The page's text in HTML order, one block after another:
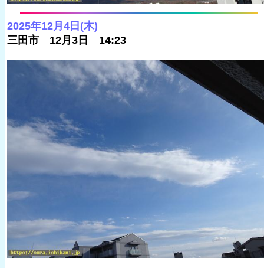
2025年12月4日(木)
三田市 12月3日 14:23